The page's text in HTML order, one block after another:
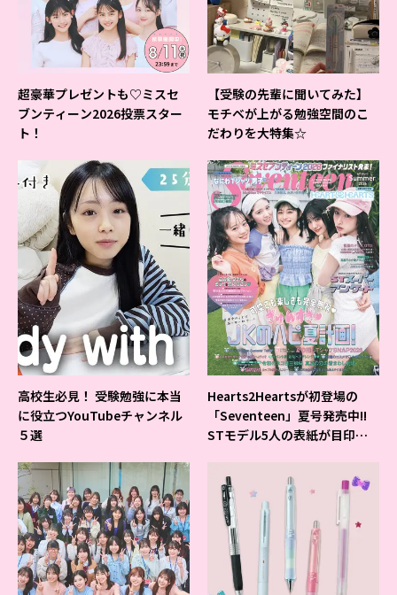
超豪華プレゼントも♡ミスセ
ブンティーン2026投票スター
ト！
【受験の先輩に聞いてみた】
モチベが上がる勉強空間のこ
だわりを大特集☆
高校生必見！ 受験勉強に本当
に役立つYouTubeチャンネル
５選
Hearts2Heartsが初登場の
「Seventeen」夏号発売中!!
STモデル5人の表紙が目印だ